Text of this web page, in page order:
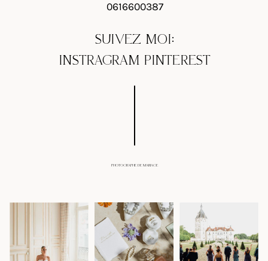
0616600387
SUIVEZ MOI:
INSTRAGRAM PINTEREST
PHOTOGRAPHE DE MARIAGE